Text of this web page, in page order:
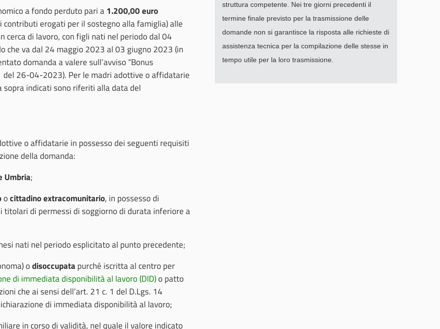
a fondo perduto pari a1.200,00 euro
contributi erogati per il sostegno alla famiglia) alle
di lavoro, con figli nati nel periodo dal 04
che va dal 24 maggio 2023 al 03 giugno 2023 (in
domanda a valere sull’avviso “Bonus
26-04-2023). Per le madri adottive o affidatarie
indicati sono riferiti alla data del
o affidatarie in possesso dei seguenti requisiti
della domanda:
Umbria;
ocittadino extracomunitario, in possesso di
titolari di permessi di soggiorno di durata inferiore a
nati nel periodo esplicitato al punto precedente;
odisoccupata purché iscritta al centro per
di immediata disponibilità al lavoro (DID)o patto
che ai sensi dell’art. 21 c. 1 del D.Lgs. 14
di immediata disponibilità al lavoro;
in corso di validità, nel quale il valore indicato
struttura competente. Nei tre giorni precedenti il
termine finale previsto per la trasmissione delle
domande non si garantisce la risposta alle richieste di
assistenza tecnica per la compilazione delle stesse in
tempo utile per la loro trasmissione.